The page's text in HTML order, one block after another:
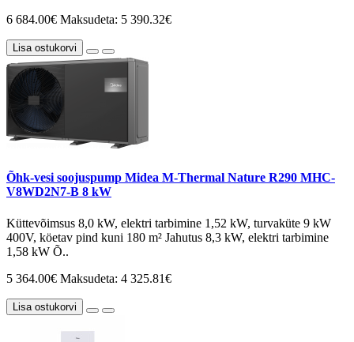
6 684.00€ Maksudeta: 5 390.32€
Lisa ostukorvi
Õhk-vesi soojuspump Midea M-Thermal Nature R290 MHC-
V8WD2N7-B 8 kW
Küttevõimsus 8,0 kW, elektri tarbimine 1,52 kW, turvaküte 9 kW
400V, köetav pind kuni 180 m² Jahutus 8,3 kW, elektri tarbimine
1,58 kW Õ..
5 364.00€ Maksudeta: 4 325.81€
Lisa ostukorvi